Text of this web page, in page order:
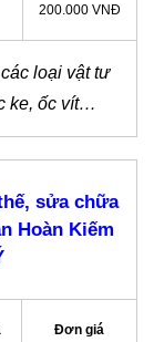
200.000 VNĐ
loại vật tư
ke, ốc vít…
sửa chữa
Hoàn Kiếm
Đơn giá